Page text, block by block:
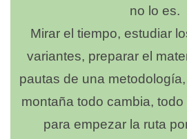
no lo es.
Mirar el tiempo, estudiar
variantes, preparar el
pautas de una
montaña todo cambia,
para empezar la ruta